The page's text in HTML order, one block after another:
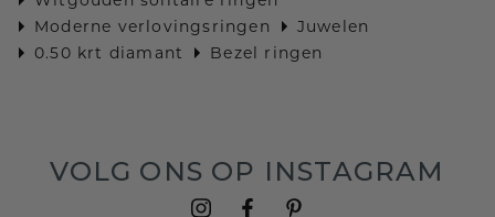
Moderne verlovingsringen
Juwelen
0.50 krt diamant
Bezel ringen
VOLG ONS OP INSTAGRAM